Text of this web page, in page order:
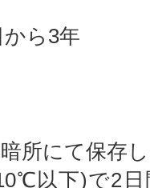
ら3年
所にて保存
以下)で2